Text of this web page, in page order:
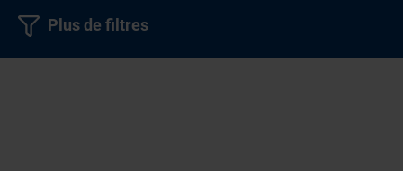
Plus de filtres